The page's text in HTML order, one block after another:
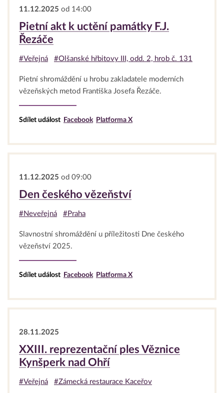
11.12.2025 od 14:00
Pietní akt k uctění památky F.J.
Řezáče
#Veřejná #Olšanské hřbitovy III, odd. 2, hrob č. 131
Pietní shromáždění u hrobu zakladatele moderních
vězeňských metod Františka Josefa Řezáče.
Sdílet událost Facebook Platforma X
11.12.2025 od 09:00
Den českého vězeňství
#Neveřejná #Praha
Slavnostní shromáždění u příležitosti Dne českého
vězeňství 2025.
Sdílet událost Facebook Platforma X
28.11.2025
XXIII. reprezentační ples Věznice
Kynšperk nad Ohří
#Veřejná #Zámecká restaurace Kaceřov